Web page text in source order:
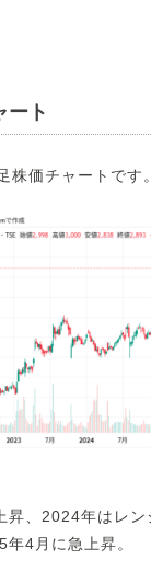
ート
株価チャートです。
昇、2024年はレン
4月に急上昇。